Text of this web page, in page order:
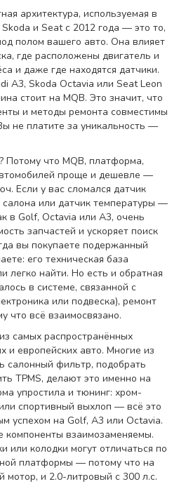
архитектура, используемая в
и Seat с 2012 года — это то,
полом вашего авто. Она влияет
где расположены двигатель и
и даже где находятся датчики.
A3, Skoda Octavia или Seat Leon
стоит на MQB. Это значит, что
и методы ремонта совместимы
не платите за уникальность —
Потому что MQB, платформа,
проще и дешевле —
Если у вас сломался датчик
или датчик температуры —
в Golf, Octavia или A3, очень
запчастей и ускоряет поиск
вы покупаете подержанный
его техническая база
легко найти. Но есть и обратная
в системе, связанной с
или подвеска), ремонт
что всё взаимосвязано.
самых распространённых
и европейских авто. Многие из
салонный фильтр, подобрать
TPMS, делают это именно на
упростила и тюнинг: хром-
спортивный выхлоп — всё это
успехом на Golf, A3 или Octavia.
компоненты взаимозаменяемы.
или колодки могут отличаться по
платформы — потому что на
мотор, и 2.0-литровый с 300 л.с.